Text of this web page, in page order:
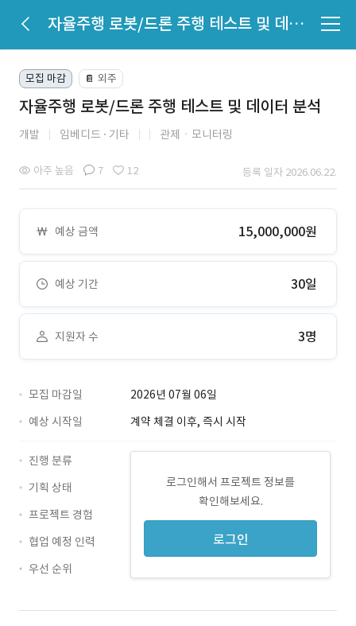
자율주행 로봇/드론 주행 테스트 및 데이터 분석
모집 마감 📔 외주
자율주행 로봇/드론 주행 테스트 및 데이터 분석
개발 임베디드 기타 관제ㆍ모니터링
아주 높음 7 12 등록 일자 2026.06.22.
예상 금액 15,000,000원
예상 기간 30일
지원자 수 3명
모집 마감일
2026년 07월 06일
예상 시작일
계약 체결 이후, 즉시 시작
로그인해서 프로젝트 정보를
확인해보세요.
로그인
진행 분류
기획 상태
프로젝트 경험
협업 예정 인력
우선 순위